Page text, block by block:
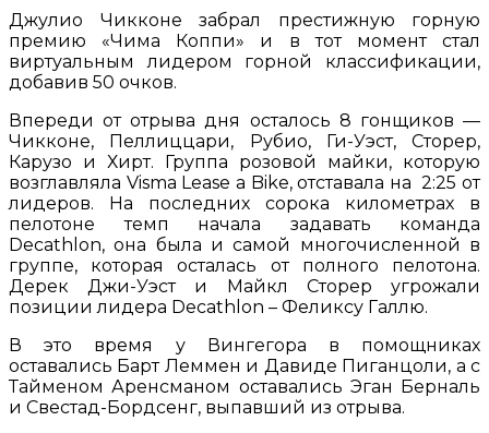
Джулио Чикконе забрал престижную горную
премию «Чима Коппи» и в тот момент стал
виртуальным лидером горной классификации,
добавив 50 очков.
Впереди от отрыва дня осталось 8 гонщиков —
Чикконе, Пеллиццари, Рубио, Ги-Уэст, Сторер,
Карузо и Хирт. Группа розовой майки, которую
возглавляла Visma Lease a Bike, отставала на 2:25 от
лидеров. На последних сорока километрах в
пелотоне темп начала задавать команда
Decathlon, она была и самой многочисленной в
группе, которая осталась от полного пелотона.
Дерек Джи-Уэст и Майкл Сторер угрожали
позиции лидера Decathlon – Феликсу Галлю.
В это время у Вингегора в помощниках
оставались Барт Леммен и Давиде Пиганцоли, а с
Тайменом Аренсманом оставались Эган Берналь
и Свестад-Бордсенг, выпавший из отрыва.